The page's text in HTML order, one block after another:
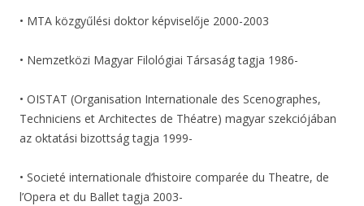
• MTA közgyűlési doktor képviselője 2000-2003
• Nemzetközi Magyar Filológiai Társaság tagja 1986-
• OISTAT (Organisation Internationale des Scenographes,
Techniciens et Architectes de Théatre) magyar szekciójában
az oktatási bizottság tagja 1999-
• Societé internationale d’histoire comparée du Theatre, de
l’Opera et du Ballet tagja 2003-